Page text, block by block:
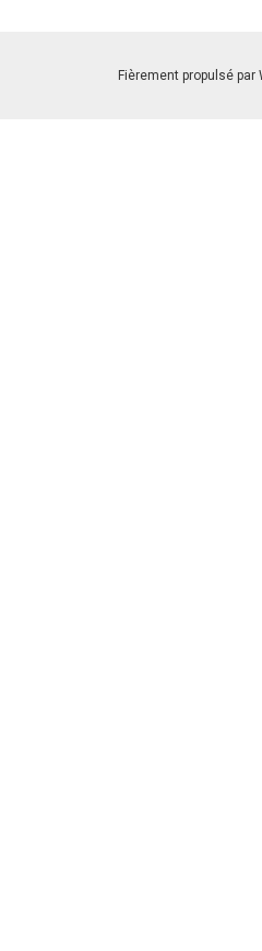
Fièrement propulsé par